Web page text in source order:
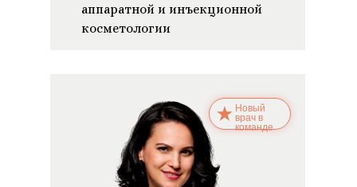
аппаратной и инъекционной
косметологии
Новый
врач в
команде